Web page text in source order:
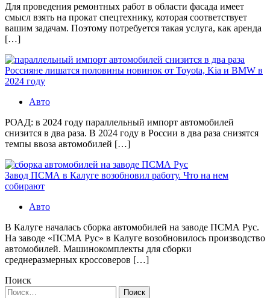
Для проведения ремонтных работ в области фасада имеет
смысл взять на прокат спецтехнику, которая соответствует
вашим задачам. Поэтому потребуется такая услуга, как аренда
[…]
Россияне лишатся половины новинок от Toyota, Kia и BMW в
2024 году
Авто
РОАД: в 2024 году параллельный импорт автомобилей
снизится в два раза. В 2024 году в России в два раза снизятся
темпы ввоза автомобилей […]
Завод ПСМА в Калуге возобновил работу. Что на нем
собирают
Авто
В Калуге началась сборка автомобилей на заводе ПСМА Рус.
На заводе «ПСМА Рус» в Калуге возобновилось производство
автомобилей. Машинокомплекты для сборки
среднеразмерных кроссоверов […]
Поиск
Найти: